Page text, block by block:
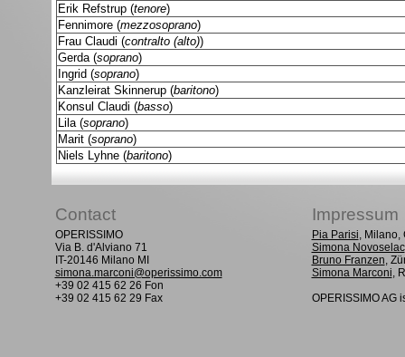
Erik Refstrup (tenore)
Fennimore (mezzosoprano)
Frau Claudi (contralto (alto))
Gerda (soprano)
Ingrid (soprano)
Kanzleirat Skinnerup (baritono)
Konsul Claudi (basso)
Lila (soprano)
Marit (soprano)
Niels Lyhne (baritono)
Contact Impressum
OPERISSIMO
Via B. d'Alviano 71
IT-20146 Milano MI
simona.marconi@operissimo.com
+39 02 415 62 26 Fon
+39 02 415 62 29 Fax
Pia Parisi, Milano,
Simona Novoselac
Bruno Franzen,
Simona Marconi,
OPERISSIMO AG